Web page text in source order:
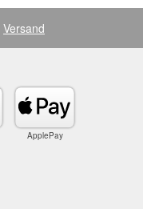
Versand
ApplePay